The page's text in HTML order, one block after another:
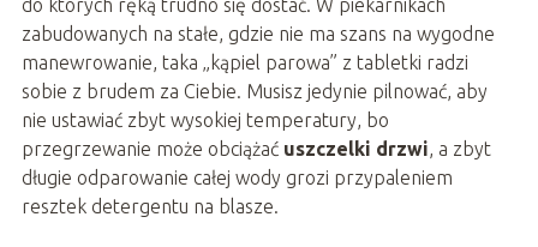
do których ręką trudno się dostać. W piekarnikach
zabudowanych na stałe, gdzie nie ma szans na wygodne
manewrowanie, taka „kąpiel parowa” z tabletki radzi
sobie z brudem za Ciebie. Musisz jedynie pilnować, aby
nie ustawiać zbyt wysokiej temperatury, bo
przegrzewanie może obciążać uszczelki drzwi, a zbyt
długie odparowanie całej wody grozi przypaleniem
resztek detergentu na blasze.